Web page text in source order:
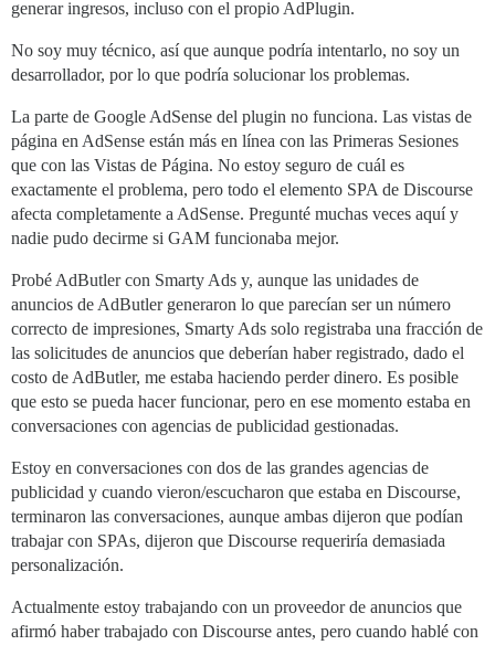
generar ingresos, incluso con el propio AdPlugin.
No soy muy técnico, así que aunque podría intentarlo, no soy un
desarrollador, por lo que podría solucionar los problemas.
La parte de Google AdSense del plugin no funciona. Las vistas de
página en AdSense están más en línea con las Primeras Sesiones
que con las Vistas de Página. No estoy seguro de cuál es
exactamente el problema, pero todo el elemento SPA de Discourse
afecta completamente a AdSense. Pregunté muchas veces aquí y
nadie pudo decirme si GAM funcionaba mejor.
Probé AdButler con Smarty Ads y, aunque las unidades de
anuncios de AdButler generaron lo que parecían ser un número
correcto de impresiones, Smarty Ads solo registraba una fracción de
las solicitudes de anuncios que deberían haber registrado, dado el
costo de AdButler, me estaba haciendo perder dinero. Es posible
que esto se pueda hacer funcionar, pero en ese momento estaba en
conversaciones con agencias de publicidad gestionadas.
Estoy en conversaciones con dos de las grandes agencias de
publicidad y cuando vieron/escucharon que estaba en Discourse,
terminaron las conversaciones, aunque ambas dijeron que podían
trabajar con SPAs, dijeron que Discourse requeriría demasiada
personalización.
Actualmente estoy trabajando con un proveedor de anuncios que
afirmó haber trabajado con Discourse antes, pero cuando hablé con